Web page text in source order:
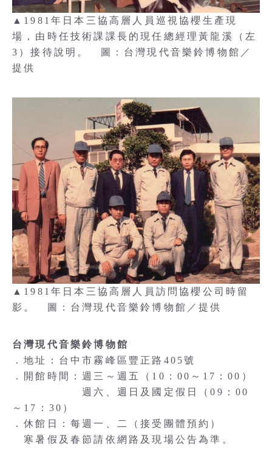
▲1981年日本三協高層人員巡視協櫻生產現
場，由時任技術課課長的現任總經理黃龍溪（左
3）接待說明。 圖：台灣現代音樂鈴博物館／
提供
▲1981年日本三協高層人員訪問協櫻公司時留
影。 圖：台灣現代音樂鈴博物館／提供
台灣現代音樂鈴博物館
．地址：台中市霧峰區豐正路405號
．開館時間：週三～週五（10：00～17：00）
週六、週日及國定假日（09：00
～17：30）
．休館日：每週一、二（接受團體預約）
寒暑假及春節請依網路及現場公告為準。